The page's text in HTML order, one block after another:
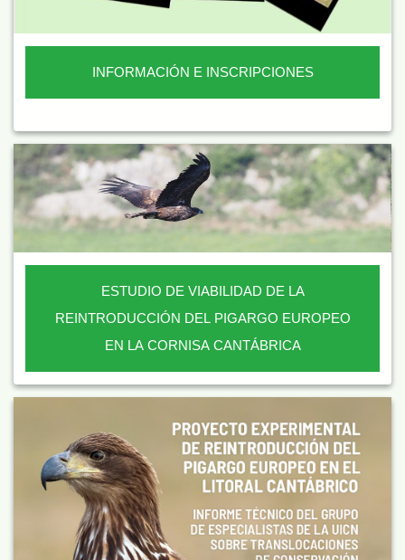
INFORMACIÓN E INSCRIPCIONES
ESTUDIO DE VIABILIDAD DE LA
REINTRODUCCIÓN DEL PIGARGO EUROPEO
EN LA CORNISA CANTÁBRICA